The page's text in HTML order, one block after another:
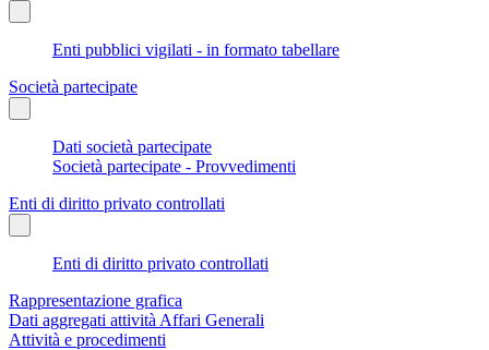
Enti pubblici vigilati - in formato tabellare
Società partecipate
Dati società partecipate
Società partecipate - Provvedimenti
Enti di diritto privato controllati
Enti di diritto privato controllati
Rappresentazione grafica
Dati aggregati attività Affari Generali
Attività e procedimenti